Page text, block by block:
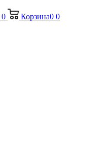
0 Корзина0 0